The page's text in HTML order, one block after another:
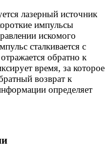
лазерный источник
импульсы
искомого
сталкивается с
обратно к
время, за которое
возврат к
определяет